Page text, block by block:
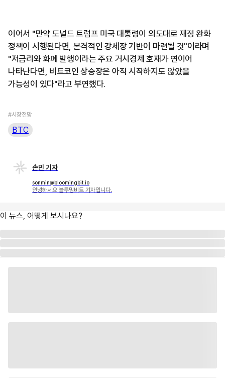
이어서 "만약 도널드 트럼프 미국 대통령이 의도대로 재정 완화
정책이 시행된다면, 본격적인 강세장 기반이 마련될 것"이라며
"저금리와 화폐 발행이라는 주요 거시경제 호재가 연이어
나타난다면, 비트코인 상승장은 아직 시작하지도 않았을
가능성이 있다"라고 부연했다.
#시장전망
BTC
손민 기자
sonmin@bloomingbit.io
안녕하세요 블루밍비트 기자입니다.
이 뉴스, 어떻게 보시나요?